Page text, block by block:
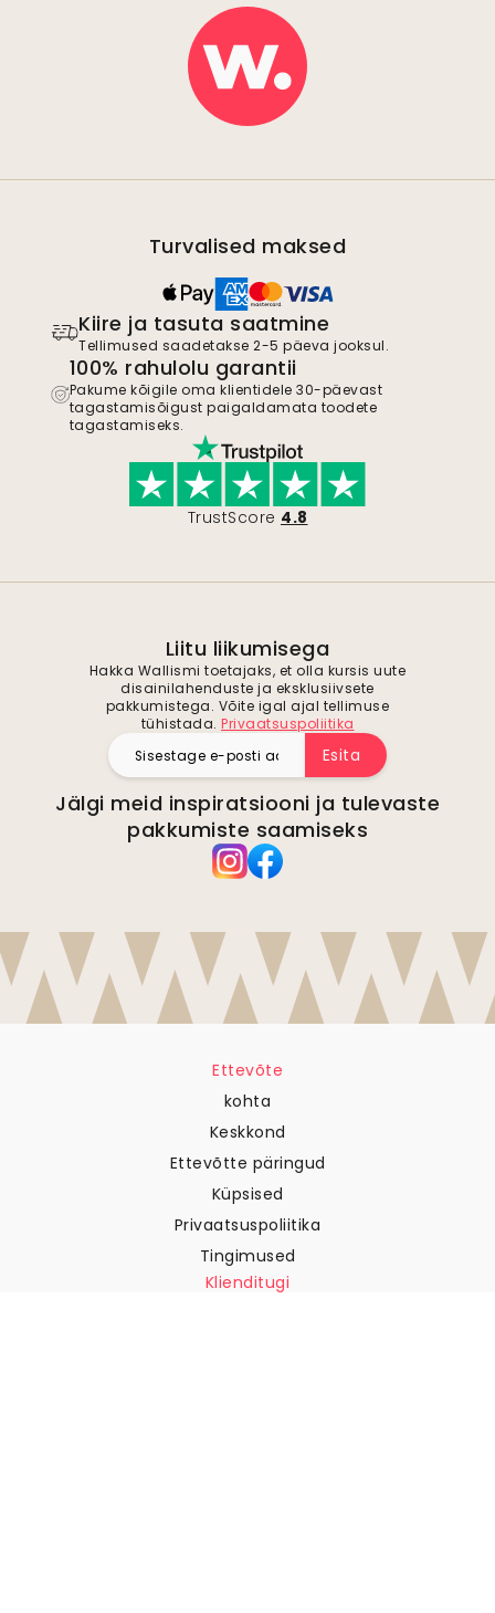
Turvalised maksed
Kiire ja tasuta saatmine
Tellimused saadetakse 2-5 päeva jooksul.
100% rahulolu garantii
Pakume kõigile oma klientidele 30-päevast
tagastamisõigust paigaldamata toodete
tagastamiseks.
TrustScore 4.8
Liitu liikumisega
Hakka Wallismi toetajaks, et olla kursis uute
disainilahenduste ja eksklusiivsete
pakkumistega. Võite igal ajal tellimuse
tühistada. Privaatsuspoliitika
Esita
Jälgi meid inspiratsiooni ja tulevaste
pakkumiste saamiseks
Ettevõte
kohta
Keskkond
Ettevõtte päringud
Küpsised
Privaatsuspoliitika
Tingimused
Klienditugi